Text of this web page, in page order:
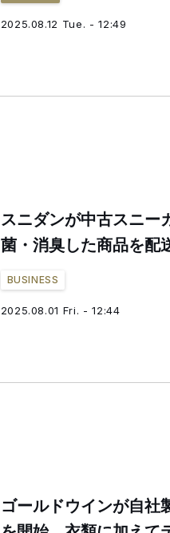
2025.08.12 Tue. - 12:49
スニダンが中古スニ
菌・消臭した商品を配
BUSINESS
2025.08.01 Fri. - 12:44
ゴールドウインが自社